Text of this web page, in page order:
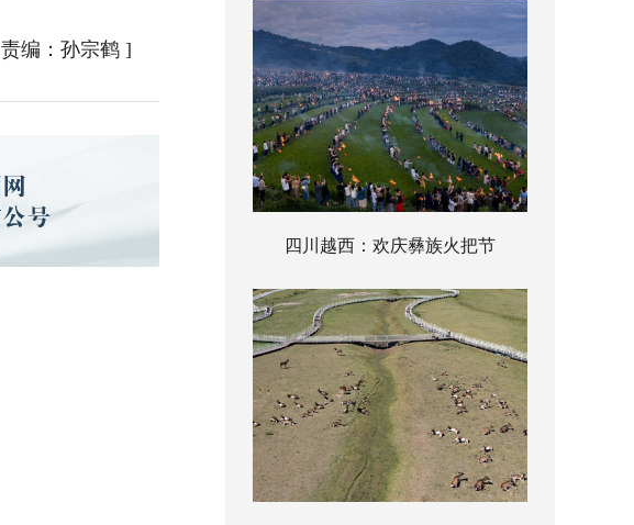
责编：孙宗鹤]
四川越西：欢庆彝族火把节